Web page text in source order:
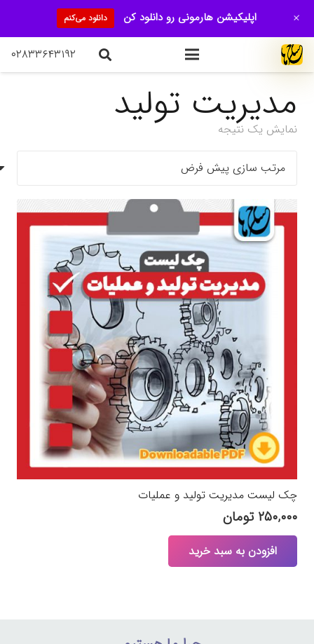
۰۲۸۳۳۶۴۳۱۹۲
مدیریت تولید
نمایش یک نتیجه
چک لیست مدیریت تولید و عملیات
۲۵۰,۰۰۰ تومان
افزودن به سبد خرید
اپلیکیشن هارمونی رو دانلود کن دانلود می‌کنم +